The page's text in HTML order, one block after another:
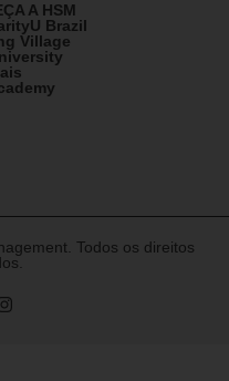
A HSM
Brazil
Village
Todos os direitos